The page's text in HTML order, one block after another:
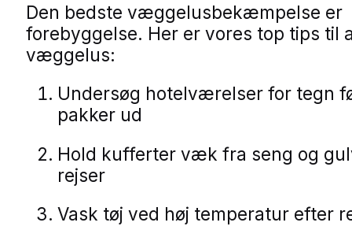
Den bedste væggelusbekæmpelse er
forebyggelse. Her er vores top tips til
væggelus:
Undersøg hotelværelser for tegn
pakker ud
Hold kufferter væk fra seng og
rejser
Vask tøj ved høj temperatur efter